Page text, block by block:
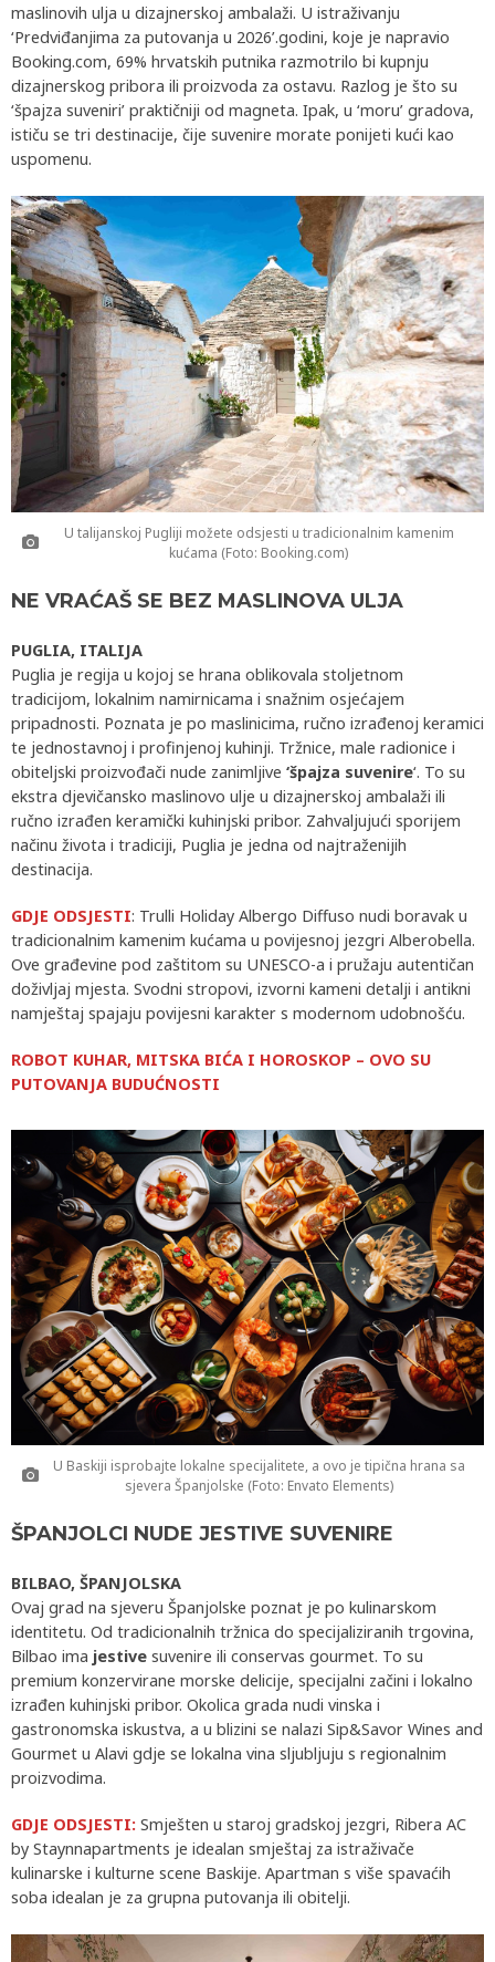
maslinovih ulja u dizajnerskoj ambalaži. U istraživanju
‘Predviđanjima za putovanja u 2026’.godini, koje je napravio
Booking.com, 69% hrvatskih putnika razmotrilo bi kupnju
dizajnerskog pribora ili proizvoda za ostavu. Razlog je što su
‘špajza suveniri’ praktičniji od magneta. Ipak, u ‘moru’ gradova,
ističu se tri destinacije, čije suvenire morate ponijeti kući kao
uspomenu.
U talijanskoj Pugliji možete odsjesti u tradicionalnim kamenim
kućama (Foto: Booking.com)
NE VRAĆAŠ SE BEZ MASLINOVA ULJA
PUGLIA, ITALIJA
Puglia je regija u kojoj se hrana oblikovala stoljetnom
tradicijom, lokalnim namirnicama i snažnim osjećajem
pripadnosti. Poznata je po maslinicima, ručno izrađenoj keramici
te jednostavnoj i profinjenoj kuhinji. Tržnice, male radionice i
obiteljski proizvođači nude zanimljive ‘špajza suvenire‘. To su
ekstra djevičansko maslinovo ulje u dizajnerskoj ambalaži ili
ručno izrađen keramički kuhinjski pribor. Zahvaljujući sporijem
načinu života i tradiciji, Puglia je jedna od najtraženijih
destinacija.
GDJE ODSJESTI: Trulli Holiday Albergo Diffuso nudi boravak u
tradicionalnim kamenim kućama u povijesnoj jezgri Alberobella.
Ove građevine pod zaštitom su UNESCO-a i pružaju autentičan
doživljaj mjesta. Svodni stropovi, izvorni kameni detalji i antikni
namještaj spajaju povijesni karakter s modernom udobnošću.
ROBOT KUHAR, MITSKA BIĆA I HOROSKOP – OVO SU
PUTOVANJA BUDUĆNOSTI
U Baskiji isprobajte lokalne specijalitete, a ovo je tipična hrana sa
sjevera Španjolske (Foto: Envato Elements)
ŠPANJOLCI NUDE JESTIVE SUVENIRE
BILBAO, ŠPANJOLSKA
Ovaj grad na sjeveru Španjolske poznat je po kulinarskom
identitetu. Od tradicionalnih tržnica do specijaliziranih trgovina,
Bilbao ima jestive suvenire ili conservas gourmet. To su
premium konzervirane morske delicije, specijalni začini i lokalno
izrađen kuhinjski pribor. Okolica grada nudi vinska i
gastronomska iskustva, a u blizini se nalazi Sip&Savor Wines and
Gourmet u Alavi gdje se lokalna vina sljubljuju s regionalnim
proizvodima.
GDJE ODSJESTI: Smješten u staroj gradskoj jezgri, Ribera AC
by Staynnapartments je idealan smještaj za istraživače
kulinarske i kulturne scene Baskije. Apartman s više spavaćih
soba idealan je za grupna putovanja ili obitelji.